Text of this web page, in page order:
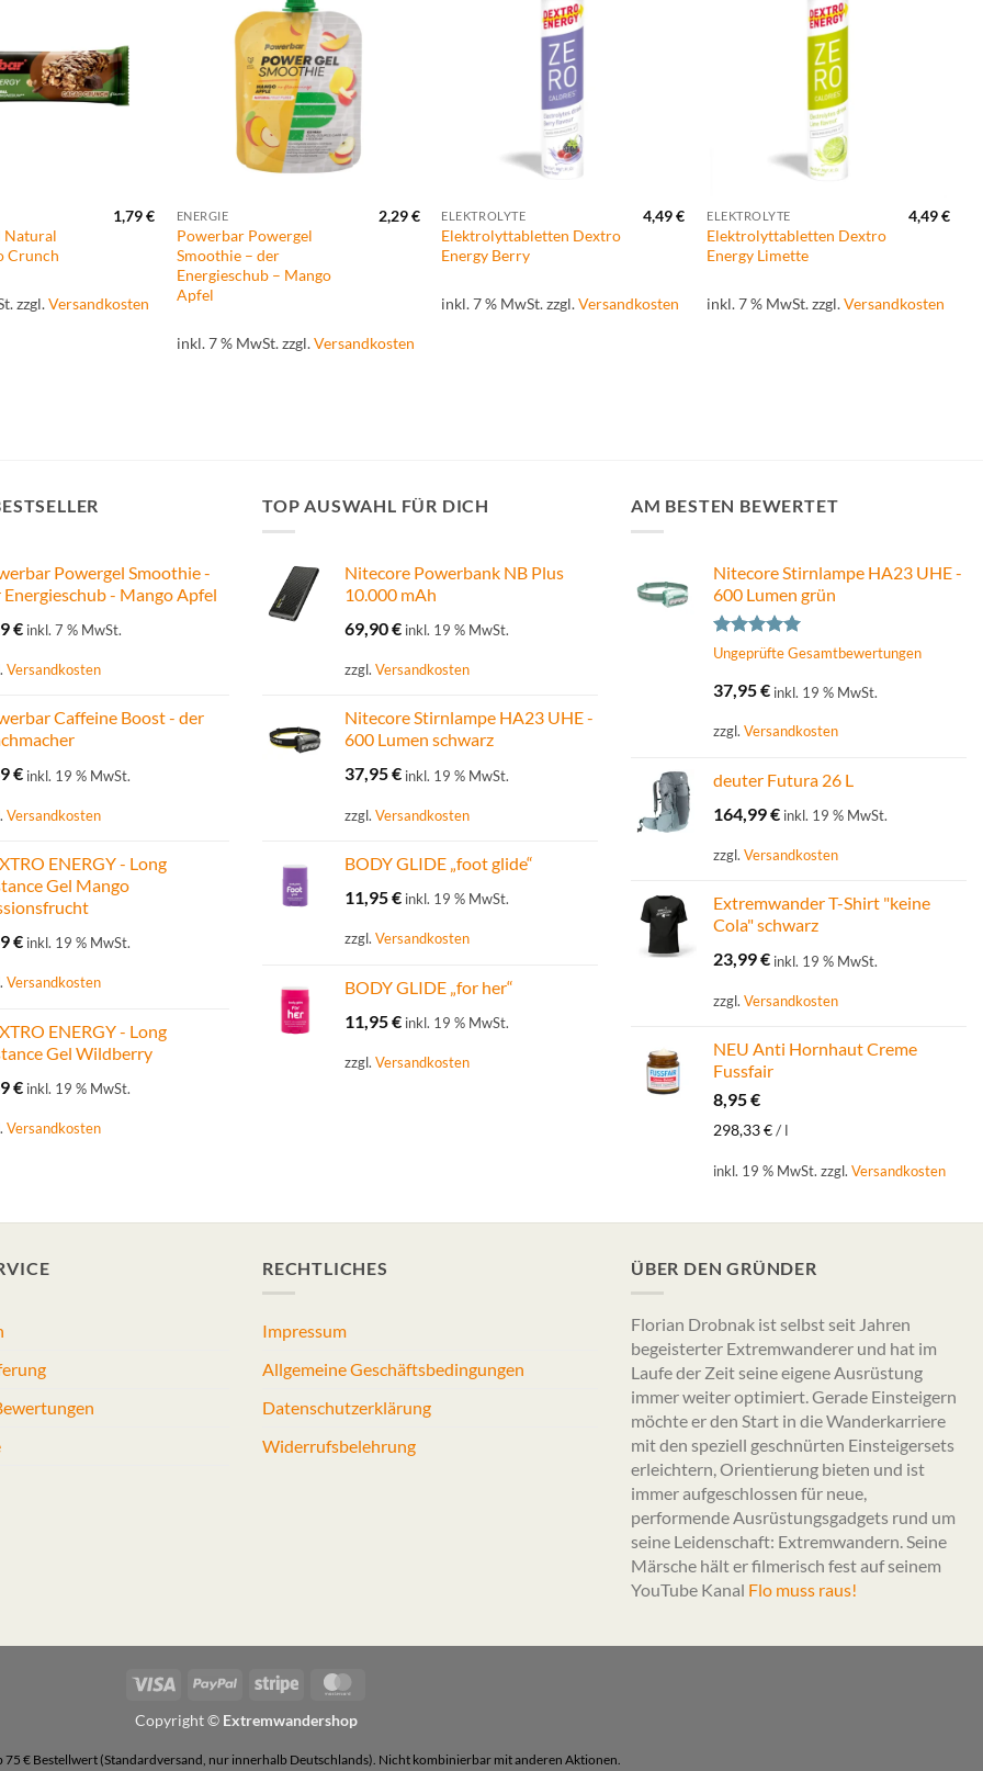
hinzufügen
Natural
Crunch
1,79€
zzgl.Versandkosten
Wunschliste
hinzufügen
ENERGIE
Powerbar Powergel
Smoothie – der
Energieschub – Mango
Apfel
2,29€
inkl. 7 % MwSt. zzgl.Versandkosten
ELEKTROLYTE
Elektrolyttabletten Dextro
Energy Berry
4,49€
inkl. 7 % MwSt.zzgl.Versandkosten
ELEKTROLYTE
Elektrolyttabletten Dextro
Energy Limette
4,49€
inkl. 7 % MwSt.zzgl.Versandkosten
Powergel Smoothie -
Energieschub - Mango Apfel
€ inkl. 7 % MwSt.
Versandkosten
Caffeine Boost - der
€ inkl. 19 % MwSt.
Versandkosten
ENERGY - Long
Gel Mango
€ inkl. 19 % MwSt.
Versandkosten
ENERGY - Long
Gel Wildberry
€ inkl. 19 % MwSt.
Versandkosten
TOP AUSWAHL FÜR DICH
Nitecore Powerbank NB Plus
10.000 mAh
69,90€ inkl. 19 % MwSt.
zzgl. Versandkosten
Nitecore Stirnlampe HA23 UHE -
600 Lumen schwarz
37,95€ inkl. 19 % MwSt.
zzgl. Versandkosten
BODY GLIDE „foot glide“
11,95€ inkl. 19 % MwSt.
zzgl. Versandkosten
BODY GLIDE „for her“
11,95€ inkl. 19 % MwSt.
zzgl. Versandkosten
AM BESTEN BEWERTET
Nitecore Stirnlampe HA23 UHE -
600 Lumen grün
Bewertet
von 5
Ungeprüfte Gesamtbewertungen
37,95€ inkl. 19 % MwSt.
zzgl. Versandkosten
deuter Futura 26 L
164,99€ inkl. 19 % MwSt.
zzgl. Versandkosten
Extremwander T-Shirt "keine
Cola" schwarz
23,99€ inkl. 19 % MwSt.
zzgl. Versandkosten
NEU Anti Hornhaut Creme
Fussfair
8,95€
298,33€/ l
inkl. 19 % MwSt. zzgl. Versandkosten
RECHTLICHES
Impressum
Allgemeine Geschäftsbedingungen
Datenschutzerklärung
Widerrufsbelehrung
ÜBER DEN GRÜNDER
Florian Drobnak ist selbst seit Jahren
begeisterter Extremwanderer und hat im
Laufe der Zeit seine eigene Ausrüstung
immer weiter optimiert. Gerade Einsteigern
möchte er den Start in die Wanderkarriere
mit den speziell geschnürten Einsteigersets
erleichtern, Orientierung bieten und ist
immer aufgeschlossen für neue,
performende Ausrüstungsgadgets rund um
seine Leidenschaft: Extremwandern. Seine
Märsche hält er filmerisch fest auf seinem
YouTube Kanal Flo muss raus!
Visa PayPal Stripe
Copyright © Extremwandershop
75 € Bestellwert (Standardversand, nur innerhalb Deutschlands). Nicht kombinierbar mit anderen Aktionen.